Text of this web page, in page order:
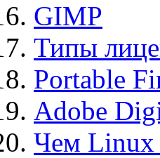
GIMP
Типы
Portable
Adobe
Чем Linux